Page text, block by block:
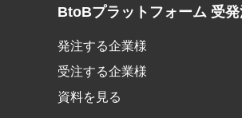
BtoBプラットフォーム 受
発注する企業様
受注する企業様
資料を見る